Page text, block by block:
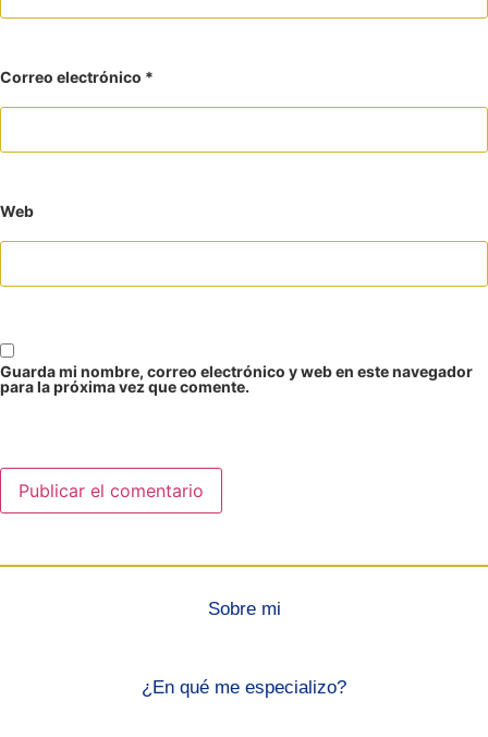
Correo electrónico *
Web
Guarda mi nombre, correo electrónico y web en este navegador
para la próxima vez que comente.
Sobre mi
¿En qué me especializo?